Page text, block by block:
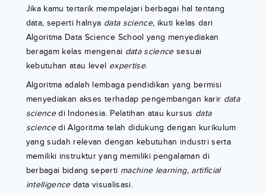
Jika kamu tertarik mempelajari berbagai hal tentang
data, seperti halnya data science, ikuti kelas dari
Algoritma Data Science School yang menyediakan
beragam kelas mengenai data sciencesesuai
kebutuhan atau level expertise.
Algoritma adalah lembaga pendidikan yang bermisi
menyediakan akses terhadap pengembangan karir data
sciencedi Indonesia. Pelatihan atau kursus data
sciencedi Algoritma telah didukung dengan kurikulum
yang sudah relevan dengan kebutuhan industri serta
memiliki instruktur yang memiliki pengalaman di
berbagai bidang seperti machine learning, artificial
intelligencedata visualisasi.